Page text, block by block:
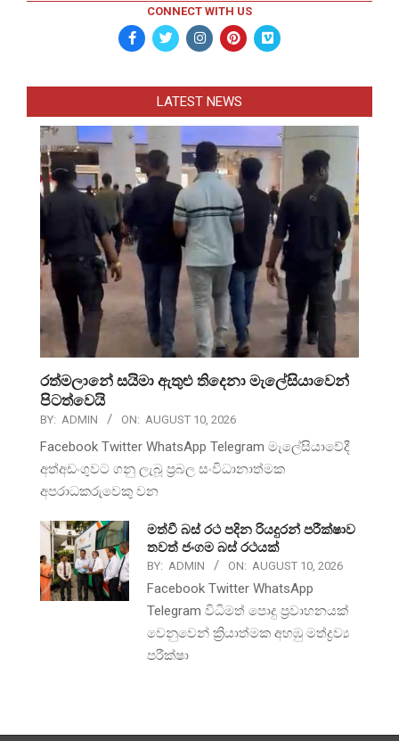
CONNECT WITH US
LATEST NEWS
රත්මලානේ සයිමා ඇතුළු තිදෙනා මැලේසියාවෙන්
පිටත්වෙයි
BY: ADMIN ON: AUGUST 10, 2026
Facebook Twitter WhatsApp Telegram මැලේසියාවේදී
අත්අඩංගුවට ගනු ලැබූ ප්‍රබල සංවිධානාත්මක
අපරාධකරුවෙකු වන
මත්වී බස් රථ පදින රියදුරන් පරීක්ෂාව
තවත් ජංගම බස් රථයක්
BY: ADMIN ON: AUGUST 10, 2026
Facebook Twitter WhatsApp
Telegram විධිමත් පොදු ප්‍රවාහනයක්
වෙනුවෙන් ක්‍රියාත්මක අහඹු මත්ද්‍රව්‍ය
පරීක්ෂා